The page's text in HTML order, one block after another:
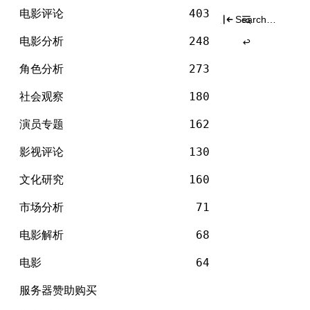
Skip
content
电影评论 403
电影分析 248
角色分析 273
社会观察 180
演员专题 162
影视评论 130
文化研究 160
市场分析 71
电影解析 68
电影 64
服务器赞助购买
Search
分类：